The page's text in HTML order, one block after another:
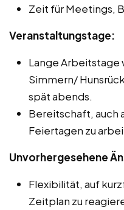
Zeit für Meetings,
Veranstaltungstage:
Lange Arbeitstage
Simmern/
spät abends.
Bereitschaft, auch
Feiertagen zu
Unvorhergesehene
Flexibilität, auf
Zeitplan zu